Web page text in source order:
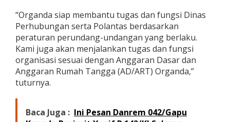
“Organda siap membantu tugas dan fungsi Dinas
Perhubungan serta Polantas berdasarkan
peraturan perundang-undangan yang berlaku.
Kami juga akan menjalankan tugas dan fungsi
organisasi sesuai dengan Anggaran Dasar dan
Anggaran Rumah Tangga (AD/ART) Organda,”
tuturnya.
Baca Juga : Ini Pesan Danrem 042/Gapu